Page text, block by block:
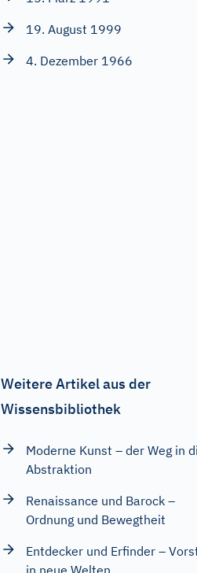
19. August 1999
4. Dezember 1966
Weitere Artikel aus der
Wissensbibliothek
Moderne Kunst – der Weg in
Abstraktion
Renaissance und Barock –
Ordnung und Bewegtheit
Entdecker und Erfinder –
in neue Welten